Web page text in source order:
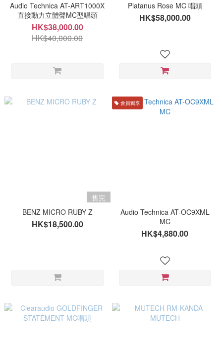
Audio Technica AT-ART1000X
直接動力立體聲MC型唱頭
HK$38,000.00
HK$40,000.00
Platanus Rose MC 唱頭
HK$58,000.00
售完
BENZ MICRO RUBY Z
HK$18,500.00
會員獨享
Audio Technica AT-OC9XML
MC
HK$4,880.00